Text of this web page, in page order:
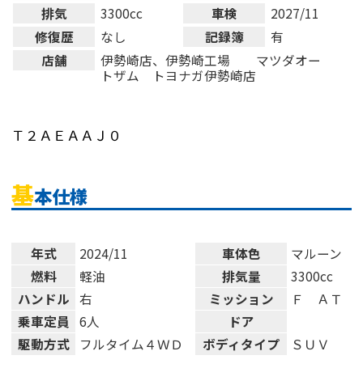
排気
3300cc 車検
2027/11
修復歴
なし 記録簿
有
店舗
伊勢崎店、伊勢崎工場 マツダオー
トザム トヨナガ伊勢崎店
Ｔ２ＡＥＡＡＪ０
基本仕様
年式 2024/11 車体色
マルーン
燃料
軽油 排気量
3300cc
ハンドル 右 ミッション
Ｆ ＡＴ
乗車定員
6人
ドア
駆動方式
フルタイム４ＷＤ ボディタイプ ＳＵＶ